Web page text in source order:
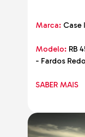
Marca: Case
Modelo: RB
- Fardos
SABER MAIS